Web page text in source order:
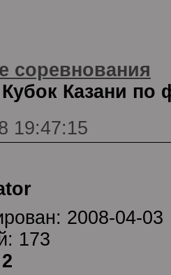
соревнования
Казани по
19:47:15
2008-04-03
173
2